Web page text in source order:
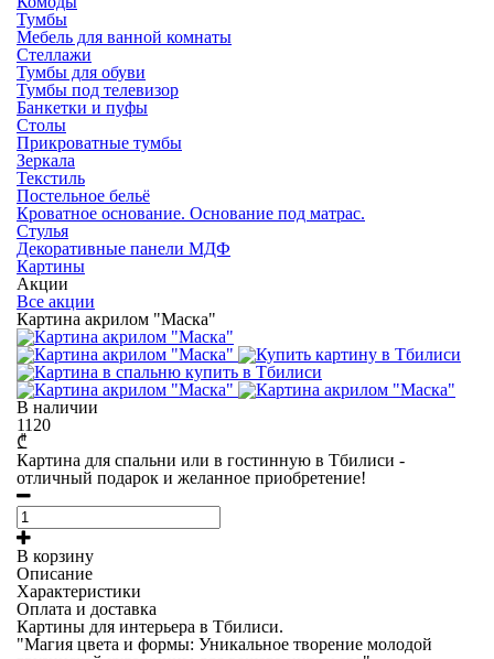
Тумбы
Мебель для ванной комнаты
Стеллажи
Тумбы для обуви
Тумбы под телевизор
Банкетки и пуфы
Столы
Прикроватные тумбы
Зеркала
Текстиль
Постельное бельё
Кроватное основание. Основание под матрас.
Стулья
Декоративные панели МДФ
Картины
Акции
Все акции
Картина акрилом "Маска"
В наличии
1120
₾
Картина для спальни или в гостинную в Тбилиси -
отличный подарок и желанное приобретение!
В корзину
Описание
Характеристики
Оплата и доставка
Картины для интерьера в Тбилиси.
"Магия цвета и формы: Уникальное творение молодой